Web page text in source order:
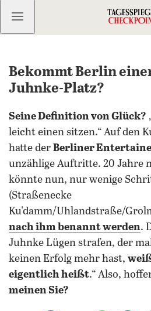
Kostenlos anmelden
Bekommt Berlin
Juhnke-Platz?
Seine Definition von Glück?
leicht einen sitzen.“ Auf den
hatte der Berliner
unzählige Auftritte. 20 Jahre
könnte nun, nur wenige
(Straßenecke
Ku'damm/Uhlandstraße/
nach ihm benanntwerden.
Juhnke Lügen strafen, der
keinen Erfolg mehr hast,
eigentlich heißt.“ Also,
meinen Sie?